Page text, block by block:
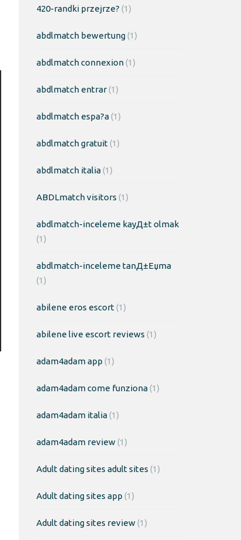
420-randki przejrze? (1)
abdlmatch bewertung(1)
abdlmatch connexion(1)
abdlmatch entrar(1)
abdlmatch espa?a(1)
abdlmatch gratuit(1)
abdlmatch italia(1)
ABDLmatch visitors (1)
abdlmatch-inceleme kayД±t olmak
(1)
abdlmatch-inceleme tanД±Еџma
(1)
abilene eros escort(1)
abilene live escort reviews (1)
adam4adam app (1)
adam4adam come funziona(1)
adam4adam italia(1)
adam4adam review(1)
Adult dating sites adult sites (1)
Adult dating sites app (1)
Adult dating sites review(1)